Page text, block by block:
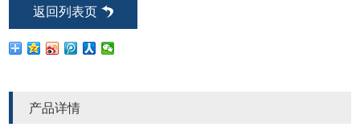
返回列表页
产品详情